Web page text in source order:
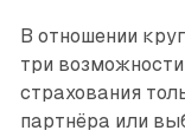
В отношении
три
страхования
партнёра или